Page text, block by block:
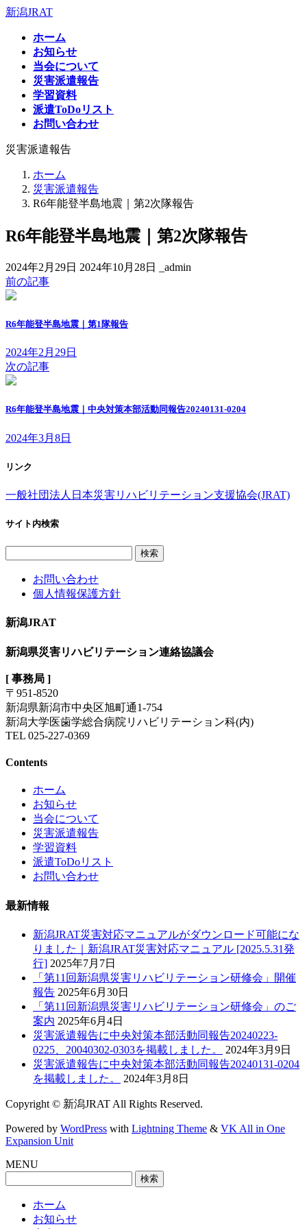
コ
ナ
新潟JRAT
ホーム
お知らせ
当会について
災害派遣報告
学習資料
派遣ToDoリスト
お問い合わせ
災害派遣報告
ホーム
災害派遣報告
R6年能登半島地震｜第2次隊報告
R6年能登半島地震｜第2次隊報告
2024年2月29日 最
日
2024年10月28日
_admin
前の記事
R6年能登半島地震｜第1隊報告
2024年2月29日
次の記事
R6年能登半島地震｜中央対策本部活動同報告20240131-0204
2024年3月8日
リンク
一般社団法人日本災害リハビリテーション支援協会(JRAT)
サイト内検索
お問い合わせ
個人情報保護方針
新潟JRAT
新潟県災害リハビリテーション連絡協議会
[ 事務局 ]
〒951-8520
新潟県新潟市中央区旭町通1-754
新潟大学医歯学総合病院リハビリテーション科(内)
TEL 025-227-0369
Contents
ホーム
お知らせ
当会について
災害派遣報告
学習資料
派遣ToDoリスト
お問い合わせ
最新情報
新潟JRAT災害対応マニュアルがダウンロード可能にな
りました｜新潟JRAT災害対応マニュアル [2025.5.31発
行] 2025年7月7日
「第11回新潟県災害リハビリテーション研修会」開催
報告 2025年6月30日
「第11回新潟県災害リハビリテーション研修会」のご
案内 2025年6月4日
災害派遣報告に中央対策本部活動同報告20240223-
0225、20040302-0303を掲載しました。
2024年3月9日
災害派遣報告に中央対策本部活動同報告20240131-0204
を掲載しました。
2024年3月8日
Copyright © 新潟JRAT All Rights Reserved.
Powered by WordPress with Lightning Theme & VK All in One
Expansion Unit
MENU
ホーム
お知らせ